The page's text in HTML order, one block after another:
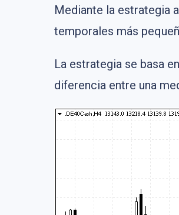
Mediante la estrategia
temporales más
La estrategia se basa
diferencia entre una